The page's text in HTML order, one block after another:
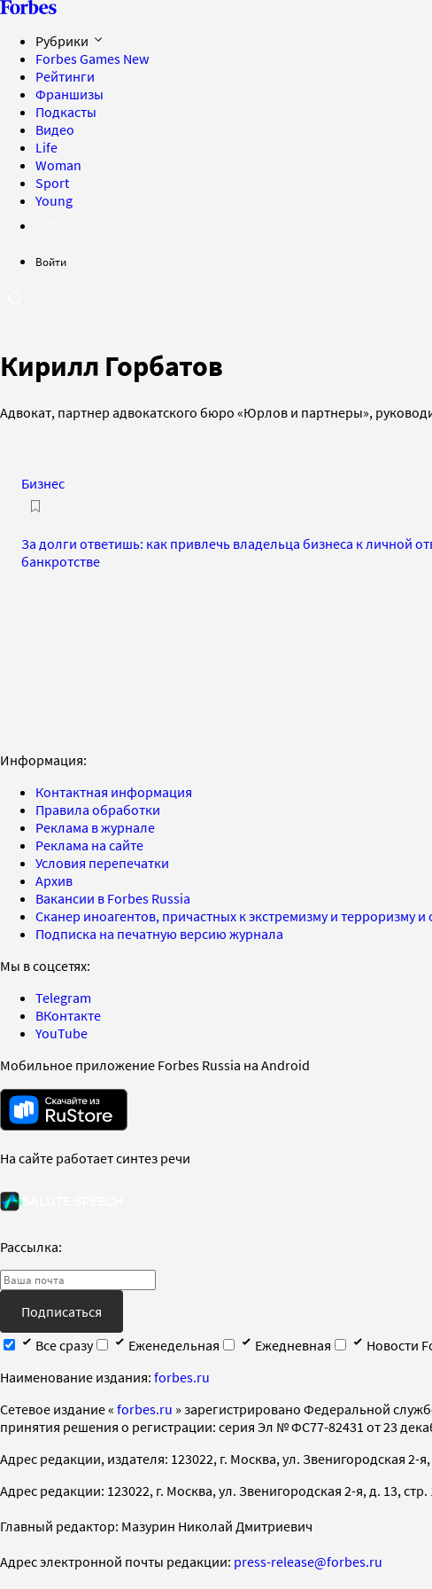
Рубрики
Forbes Games New
Рейтинги
Франшизы
Подкасты
Видео
Life
Woman
Sport
Young
Войти
Кирилл Горбатов
Адвокат, партнер адвокатского бюро «Юрлов и партнеры»,
Бизнес
За долги ответишь: как привлечь владельца бизнеса к личной
банкротстве
Информация:
Контактная информация
Правила обработки
Реклама в журнале
Реклама на сайте
Условия перепечатки
Архив
Вакансии в Forbes Russia
Сканер иноагентов, причастных к экстремизму и терроризму
Подписка на печатную версию журнала
Мы в соцсетях:
Telegram
ВКонтакте
YouTube
Мобильное приложение Forbes Russia на Android
На сайте работает синтез речи
Рассылка:
Подписаться
Все сразу
Еженедельная Ежедневная
Новости
Наименование издания: forbes.ru
Cетевое издание « forbes.ru » зарегистрировано Федеральной
принятия решения о регистрации: серия Эл № ФС77-82431 от 23
Адрес редакции, издателя: 123022, г. Москва, ул. Звенигородская 2-я,
Адрес редакции: 123022, г. Москва, ул. Звенигородская 2-я, д. 13, стр.
Главный редактор: Мазурин Николай Дмитриевич
Адрес электронной почты редакции: press-release@forbes.ru